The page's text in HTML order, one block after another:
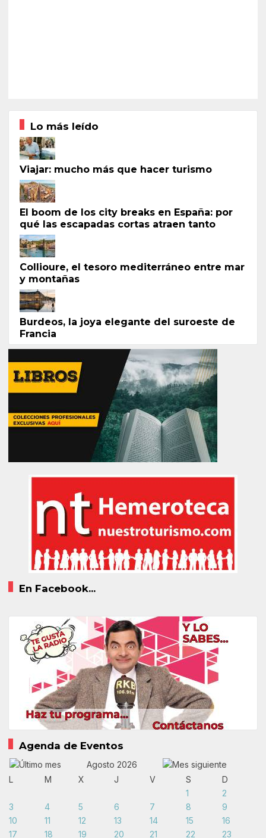
Lo más leído
Viajar: mucho más que hacer turismo
El boom de los city breaks en España: por
qué las escapadas cortas atraen tanto
Collioure, el tesoro mediterráneo entre mar
y montañas
Burdeos, la joya elegante del suroeste de
Francia
En Facebook...
Agenda de Eventos
Agosto 2026
L
M X J V S
D
1
2
3
4 5 6 7 8
9
10
11 12 13 14 15
16
17
18 19 20 21 22
23